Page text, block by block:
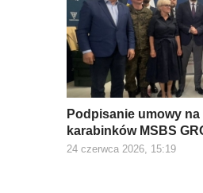
Podpisanie umowy
karabinków MSBS
24 czerwca 2026, 15:19